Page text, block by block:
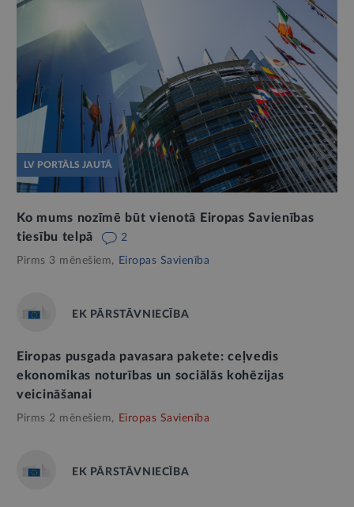
LV PORTĀLS JAUTĀ
Ko mums nozīmē būt vienotā Eiropas Savienības
tiesību telpā
2
Pirms 3 mēnešiem, Eiropas Savienība
EK PĀRSTĀVNIECĪBA
Eiropas pusgada pavasara pakete: ceļvedis
ekonomikas noturības un sociālās kohēzijas
veicināšanai
Pirms 2 mēnešiem, Eiropas Savienība
EK PĀRSTĀVNIECĪBA